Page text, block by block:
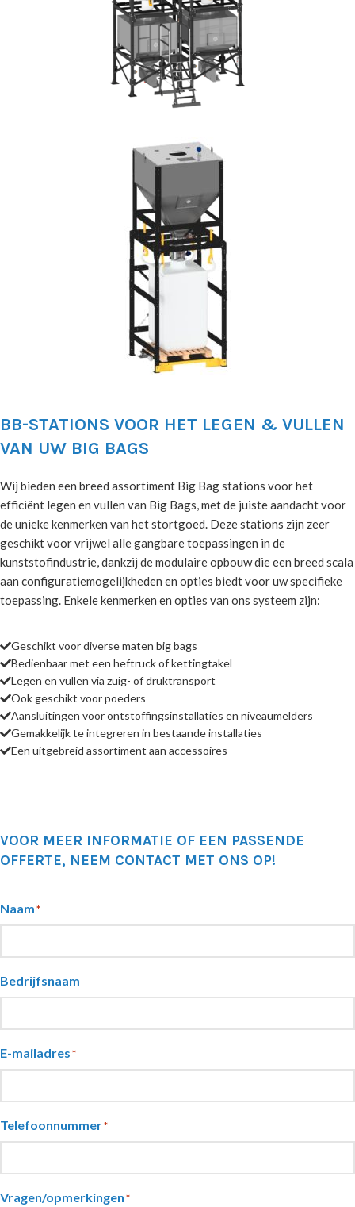
BB-STATIONS VOOR HET LEGEN & VULLEN
VAN UW BIG BAGS
Wij bieden een breed assortiment Big Bag stations voor het
efficiënt legen en vullen van Big Bags, met de juiste aandacht voor
de unieke kenmerken van het stortgoed. Deze stations zijn zeer
geschikt voor vrijwel alle gangbare toepassingen in de
kunststofindustrie, dankzij de modulaire opbouw die een breed scala
aan configuratiemogelijkheden en opties biedt voor uw specifieke
toepassing. Enkele kenmerken en opties van ons systeem zijn:
Geschikt voor diverse maten big bags
Bedienbaar met een heftruck of kettingtakel
Legen en vullen via zuig- of druktransport
Ook geschikt voor poeders
Aansluitingen voor ontstoffingsinstallaties en niveaumelders
Gemakkelijk te integreren in bestaande installaties
Een uitgebreid assortiment aan accessoires
VOOR MEER INFORMATIE OF EEN PASSENDE
OFFERTE, NEEM CONTACT MET ONS OP!
Naam*
Bedrijfsnaam
E-mailadres*
Telefoonnummer*
Vragen/opmerkingen*